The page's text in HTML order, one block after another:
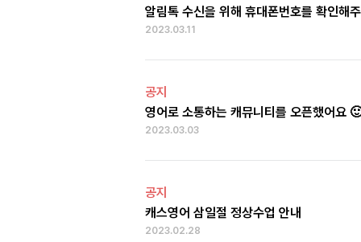
알림톡 수신을 위해 휴대폰번호를 확인해
2023.03.11
공지
영어로 소통하는 캐뮤니티를 오픈했어요
2023.03.03
공지
캐스영어 삼일절 정상수업 안내
2023.02.28